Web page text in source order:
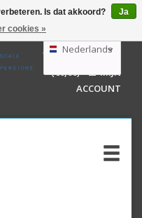
GBP
AUD
Nederlands
Deutsch
English
WINKELWAGEN
(€0,00)
MIJN
ACCOUNT
Is dat akkoord?
Ja
cookies »